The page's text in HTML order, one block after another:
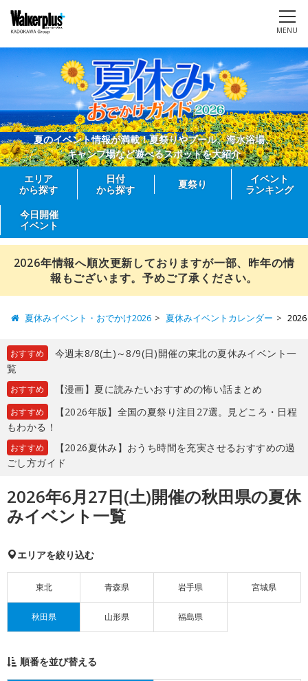
MENU
夏のイベント情報が満載！夏祭りやプール、海水浴場、
キャンプ場など遊べるスポットを大紹介
エリア
から探す
日付
から探す
夏祭り
イベント
ランキング
今日開催
イベント
2026年情報へ順次更新しておりますが一部、昨年の情
報もございます。予めご了承ください。
夏休みイベント・おでかけ2026 夏休みイベントカレンダー
おすすめ
今週末8/8(土)～8/9(日)開催の東北の夏休みイベント一
覧
おすすめ 【漫画】夏に読みたいおすすめの怖い話まとめ
おすすめ
【2026年版】全国の夏祭り注目27選。見どころ・日程
もわかる！
おすすめ
【2026夏休み】おうち時間を充実させるおすすめの過
ごし方ガイド
2026年6月27日(土)開催の秋田県の夏休
みイベント一覧
エリアを絞り込む
東北 青森県 岩手県 宮城県
秋田県 山形県 福島県
順番を並び替える